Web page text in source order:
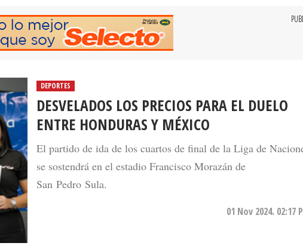
DESVELADOS LOS PRECIOS PARA EL DUELO
ENTRE HONDURAS Y MÉXICO
El partido de ida de los cuartos de final de la Liga de Naciones
se sostendrá en el estadio Francisco Morazán de
San Pedro Sula.